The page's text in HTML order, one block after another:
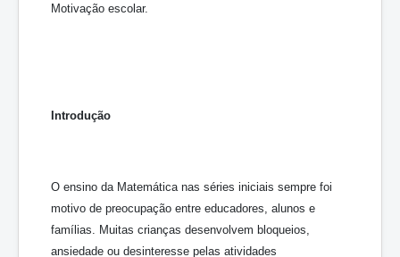
Motivação escolar.
Introdução
O ensino da Matemática nas séries iniciais sempre foi
motivo de preocupação entre educadores, alunos e
famílias. Muitas crianças desenvolvem bloqueios,
ansiedade ou desinteresse pelas atividades